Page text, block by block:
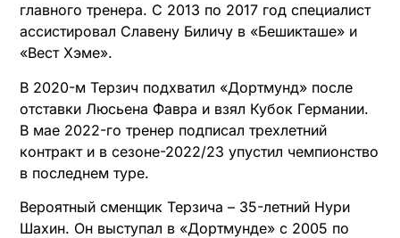
главного тренера. С 2013 по 2017 год специалист
ассистировал Славену Биличу в «Бешикташе» и
«Вест Хэме».
В 2020-м Терзич подхватил «Дортмунд» после
отставки Люсьена Фавра и взял Кубок Германии.
В мае 2022-го тренер подписал трехлетний
контракт и в сезоне-2022/23 упустил чемпионство
в последнем туре.
Вероятный сменщик Терзича – 35-летний Нури
Шахин. Он выступал в «Дортмунде» с 2005 по